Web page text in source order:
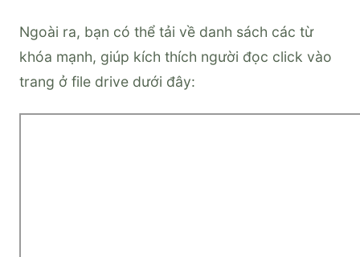
Ngoài ra, bạn có thể tải về danh sách các từ
khóa mạnh, giúp kích thích người đọc click vào
trang ở file drive dưới đây: